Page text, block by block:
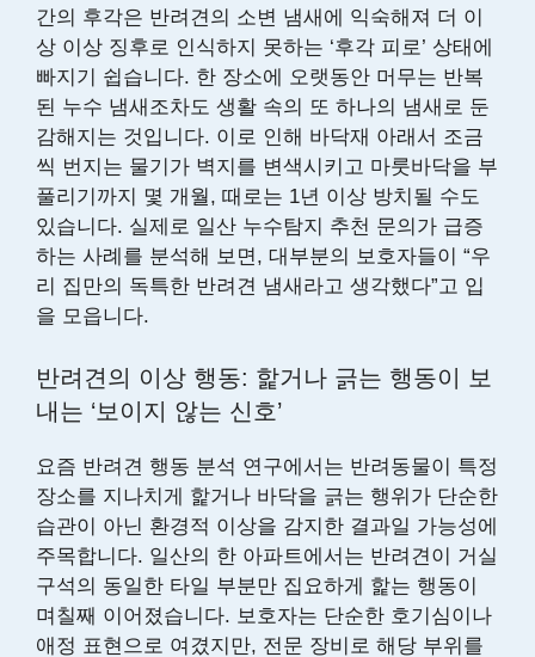
간의 후각은 반려견의 소변 냄새에 익숙해져 더 이
상 이상 징후로 인식하지 못하는 ‘후각 피로’ 상태에
빠지기 쉽습니다. 한 장소에 오랫동안 머무는 반복
된 누수 냄새조차도 생활 속의 또 하나의 냄새로 둔
감해지는 것입니다. 이로 인해 바닥재 아래서 조금
씩 번지는 물기가 벽지를 변색시키고 마룻바닥을 부
풀리기까지 몇 개월, 때로는 1년 이상 방치될 수도
있습니다. 실제로 일산 누수탐지 추천 문의가 급증
하는 사례를 분석해 보면, 대부분의 보호자들이 “우
리 집만의 독특한 반려견 냄새라고 생각했다”고 입
을 모읍니다.
반려견의 이상 행동: 핥거나 긁는 행동이 보
내는 ‘보이지 않는 신호’
요즘 반려견 행동 분석 연구에서는 반려동물이 특정
장소를 지나치게 핥거나 바닥을 긁는 행위가 단순한
습관이 아닌 환경적 이상을 감지한 결과일 가능성에
주목합니다. 일산의 한 아파트에서는 반려견이 거실
구석의 동일한 타일 부분만 집요하게 핥는 행동이
며칠째 이어졌습니다. 보호자는 단순한 호기심이나
애정 표현으로 여겼지만, 전문 장비로 해당 부위를